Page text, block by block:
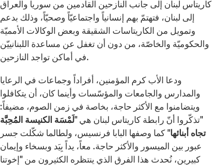
كاريتاس لبنان إلى جانب النازحين القادمين من سوريا والعراق
إلى لبنان، فتهتمّ بهم إنسانياً واجتماعيّاً وصحيّاً، وذلك بدعم
وتمويل من الكاريتاسات الشقيقة وبعض الوكالات الأمميّة
والحكوميّة والخاصّة، من دون أن تغفل عن مساعدة اللبنانييّن
في أماكن تواجد النازحين.
ودعا الأب كرم المؤمنين، أفراداً وجماعات في الرعايا
والمدارس والجامعات والمؤسّسات وأينما كان، أن يتكافلوا
ويتضامنوا مع الأكثر حاجة، بخاصة في زمن الصوم، مضيفاً:
"تذكّروا أنّ رابطة كاريتاس لبنان هي "لَمْسَة الكنيسة المُحِبَّة
تجاه أبنائها" كما وصفها البابا فرنسيس، ولطالما شكّلت جسر
عبور بين الميسور والأكثر حاجة. معاً، يداً بِيَد وبسخاء وإيمان
كبيرين، نُحدث هذا الفرق الذي ينتظره الكثيرون من "إخوتنا